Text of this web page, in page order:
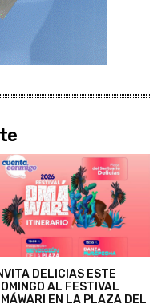
DELICIAS ESTE
AL FESTIVAL
EN LA PLAZA DEL